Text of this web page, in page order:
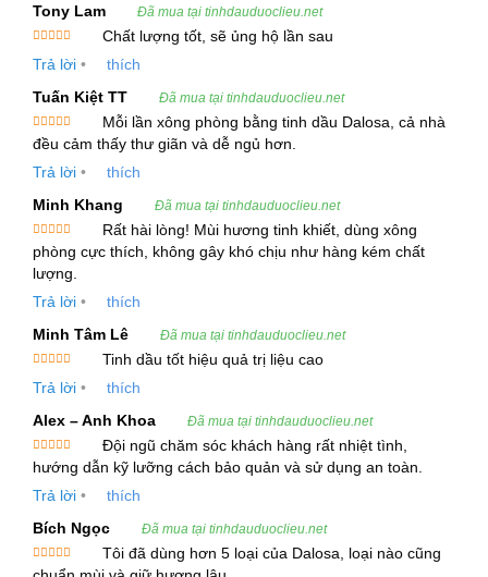
Gợi Ý Kết Hợp Tinh Dầu Hạt Carom – Ajowan
Essential Oil
Hạt Carom là khả năng kết hợp hiệu quả với các
loại tinh dầu khác để tăng cường tác dụng điều trị.
như Tinh Dầu Oải Hương hoặc Tinh Dầu Tràm
Trà để hỗ trợ điều trị các vấn đề về da, hô hấp
hoặc đau cơ.
Việc sử dụng Tinh Dầu Hạt Carom cần được thực
hiện cẩn thận để đảm bảo hiệu quả điều trị mà
không gây ra bất kỳ tác dụng phụ nào. Dưới đây
là các cách sử dụng phổ biến của Tinh Dầu
Ajowan:
Massage giảm đau:
Tony Lam Đã mua tại tinhdauduoclieu.net
hạng
55
Chất lượng tốt, sẽ ủng hộ lần sau
Trả lời •
thích
Tuấn Kiệt TT
Đã mua tại tinhdauduoclieu.net
Được xếp
hạng 55
Mỗi lần xông phòng bằng tinh dầu Dalosa, cả nhà
đều cảm thấy thư giãn và dễ ngủ hơn.
Trả lời •
thích
Minh Khang
Đã mua tại tinhdauduoclieu.net
Được xếp
hạng55
sao
Rất hài lòng! Mùi hương tinh khiết, dùng xông
phòng cực thích, không gây khó chịu như hàng kém chất
lượng.
Trả lời •
thích
Minh Tâm Lê
Đã mua tại tinhdauduoclieu.net
hạng
55
Tinh dầu tốt hiệu quả trị liệu cao
Trả lời •
thích
Alex – Anh Khoa
Đã mua tại tinhdauduoclieu.net
Được xếp
hạng 55
Đội ngũ chăm sóc khách hàng rất nhiệt tình,
hướng dẫn kỹ lưỡng cách bảo quản và sử dụng an toàn.
Trả lời •
thích
Bích Ngọc
Đã mua tại tinhdauduoclieu.net
Được xếp
Tôi đã dùng hơn 5 loại của Dalosa, loại nào cũng